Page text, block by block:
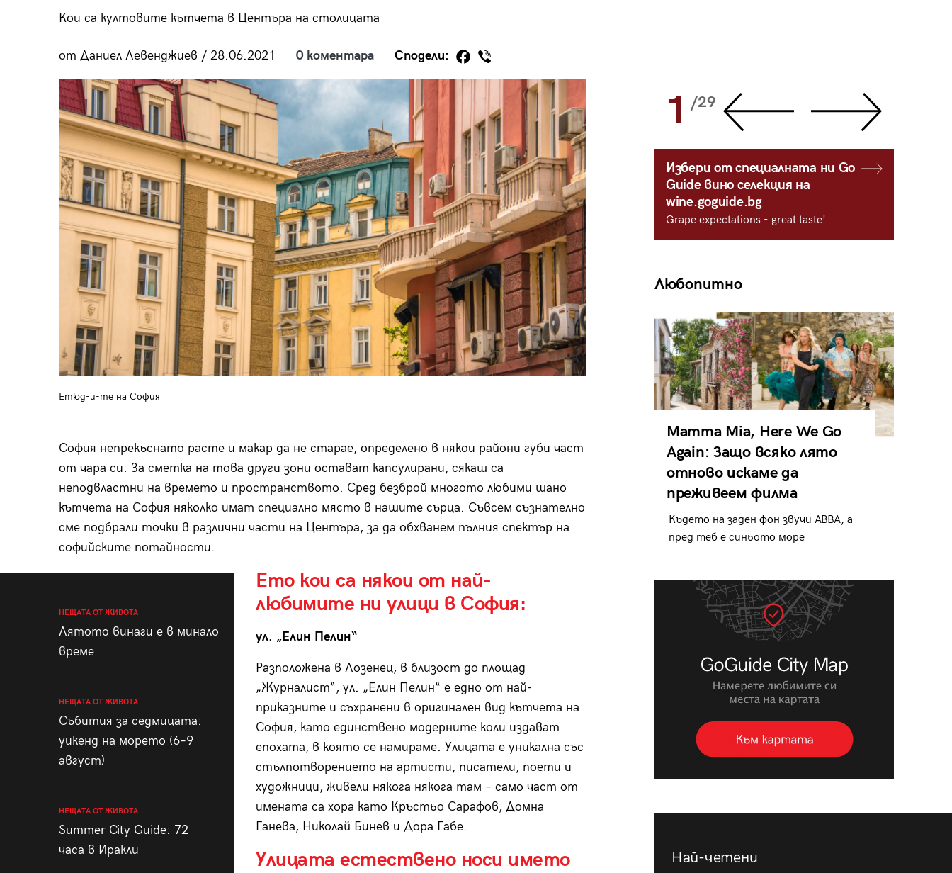
Кои са култовите кътчета в Центъра на столицата
от Даниел Левенджиев / 28.06.2021 0 коментара Сподели:
Етюд-и-те на София
София непрекъснато расте и макар да не старае, определено в някои райони губи част
от чара си. За сметка на това други зони остават капсулирани, сякаш са
неподвластни на времето и пространството. Сред безброй многото любими шано
кътчета на София няколко имат специално място в нашите сърца. Съвсем съзнателно
сме подбрали точки в различни части на Центъра, за да обхванем пълния спектър на
софийските потайности.
НЕЩАТА ОТ ЖИВОТА
Лятото винаги е в минало
време
НЕЩАТА ОТ ЖИВОТА
Събития за седмицата:
уикенд на морето (6–9
август)
НЕЩАТА ОТ ЖИВОТА
Summer City Guide: 72
часа в Иракли
Ето кои са някои от най-
любимите ни улици в София:
ул. „Елин Пелин“
Разположена в Лозенец, в близост до площад
„Журналист“, ул. „Елин Пелин“ е едно от най-
приказните и съхранени в оригинален вид кътчета на
София, като единствено модерните коли издават
епохата, в която се намираме. Улицата е уникална със
стълпотворението на артисти, писатели, поети и
художници, живели някога някога там – само част от
имената са хора като Кръстьо Сарафов, Домна
Ганева, Николай Бинев и Дора Габе.
Улицата естествено носи името
28/29 29 /29 1 /29
Избери от специалната ни Go
Guide вино селекция на
wine.goguide.bg
Grape expectations - great taste!
Любопитно
Mamma Mia, Here We Go
Again: Защо всяко лято
отново искаме да
преживеем филма
Където на заден фон звучи ABBA, а
пред теб е синьото море
Най-четени